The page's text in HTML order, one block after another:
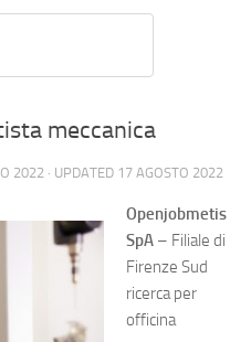
meccanica
2022 · UPDATED 17 AGOSTO 2022
Openjobmetis
SpA – Filiale di
Firenze Sud
ricerca per
officina